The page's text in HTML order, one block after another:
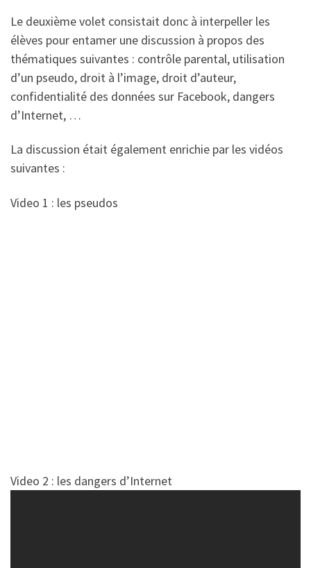
Le deuxième volet consistait donc à interpeller les
élèves pour entamer une discussion à propos des
thématiques suivantes : contrôle parental, utilisation
d’un pseudo, droit à l’image, droit d’auteur,
confidentialité des données sur Facebook, dangers
d’Internet, …
La discussion était également enrichie par les vidéos
suivantes :
Video 1 : les pseudos
Video 2 : les dangers d’Internet